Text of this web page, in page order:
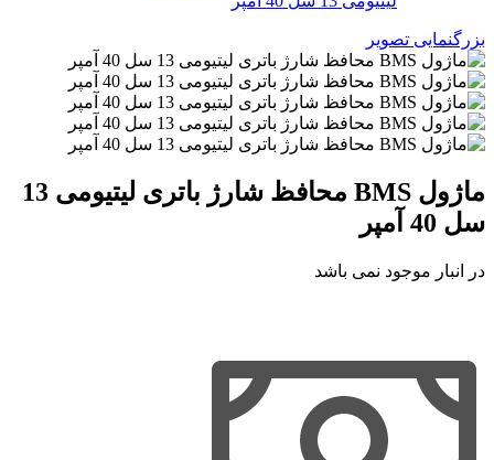
بزرگنمایی تصویر
ماژول BMS محافظ شارژ باتری لیتیومی 13
سل 40 آمپر
در انبار موجود نمی باشد